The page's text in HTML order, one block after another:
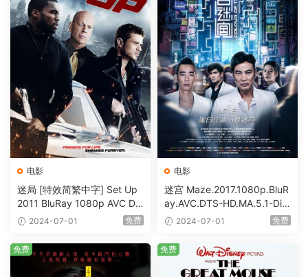
电影
迷局 [特效简繁中字] Set Up
2011 BluRay 1080p AVC DT
S-HD MA5.1-shhaclm@CHD
2024-07-01 免费
电影
迷宫 Maze.2017.1080p.BluR
ay.AVC.DTS-HD.MA.5.1-DiY
@HDHome [BDISO 19.7GB]
2024-07-01 免费
免费 免费